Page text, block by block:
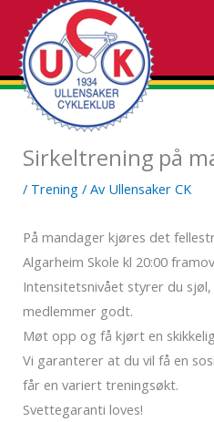
innholdet
Sirkeltrening på
/ Trening / Av Ullensaker CK
På mandager kjøres det
Algarheim Skole kl 20:00
Intensitetsnivået styrer du
medlemmer godt.
Møt opp og få kjørt en
Vi garanterer at du vil få en
får en variert treningsøkt.
Svettegaranti loves!